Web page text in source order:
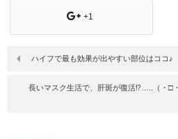
+1
ハイフで最も効果が出やすい部位はココ♪
長いマスク生活で、肝斑が復活⁉…..（・□